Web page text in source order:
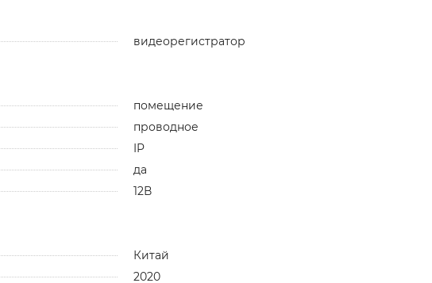
видеорегистратор
помещение
проводное
IP
да
12В
Китай
2020